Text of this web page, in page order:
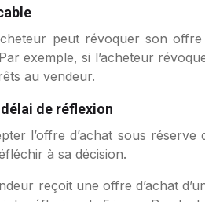
peut révoquer son
exemple, si l’acheteur
au vendeur.
délai de réflexion
l’offre d’achat sous réserve
à sa décision.
reçoit une offre d’achat